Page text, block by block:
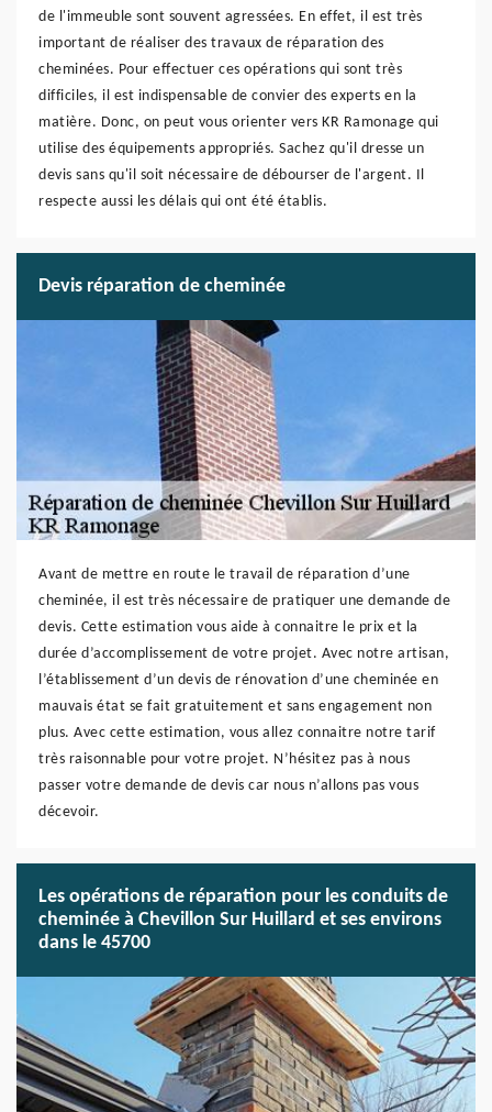
de l'immeuble sont souvent agressées. En effet, il est très
important de réaliser des travaux de réparation des
cheminées. Pour effectuer ces opérations qui sont très
difficiles, il est indispensable de convier des experts en la
matière. Donc, on peut vous orienter vers KR Ramonage qui
utilise des équipements appropriés. Sachez qu'il dresse un
devis sans qu'il soit nécessaire de débourser de l'argent. Il
respecte aussi les délais qui ont été établis.
Devis réparation de cheminée
Avant de mettre en route le travail de réparation d’une
cheminée, il est très nécessaire de pratiquer une demande de
devis. Cette estimation vous aide à connaitre le prix et la
durée d’accomplissement de votre projet. Avec notre artisan,
l’établissement d’un devis de rénovation d’une cheminée en
mauvais état se fait gratuitement et sans engagement non
plus. Avec cette estimation, vous allez connaitre notre tarif
très raisonnable pour votre projet. N’hésitez pas à nous
passer votre demande de devis car nous n’allons pas vous
décevoir.
Les opérations de réparation pour les conduits de
cheminée à Chevillon Sur Huillard et ses environs
dans le 45700